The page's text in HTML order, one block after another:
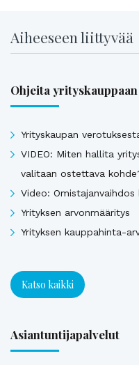
Aiheeseen liittyvää
Ohjeita yrityskauppaan
Yrityskaupan
VIDEO: Miten hallita
valitaan ostettava
Video: Omistajanvaihdos
Yrityksen arvonmääritys
Yrityksen kauppahinta-
Katso kaikki
Asiantuntijapalvelut